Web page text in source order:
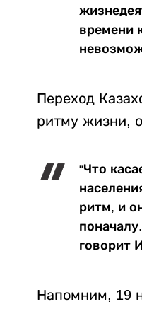
времени
Переход
ритму жизни,
“Что
ритм, и
говорит
Напомним, 19